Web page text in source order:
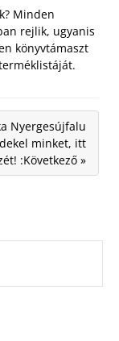
Minden
rejlik, ugyanis
könyvtámaszt
Nyergesújfalu
minket, itt
:Következő »